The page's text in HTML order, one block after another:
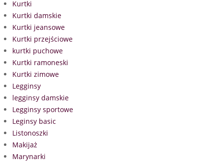
Kurtki
Kurtki damskie
Kurtki jeansowe
Kurtki przejściowe
kurtki puchowe
Kurtki ramoneski
Kurtki zimowe
Legginsy
legginsy damskie
Legginsy sportowe
Leginsy basic
Listonoszki
Makijaż
Marynarki